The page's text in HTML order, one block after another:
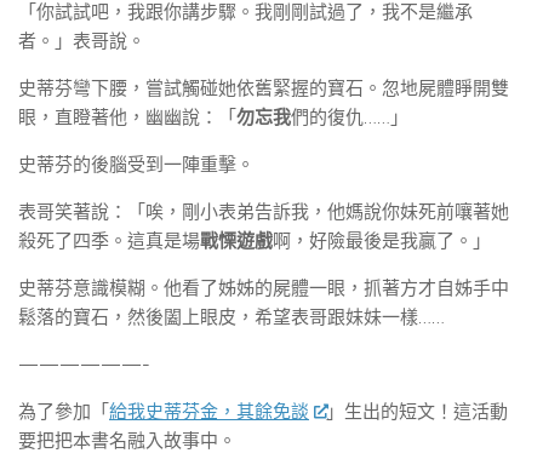
「你試試吧，我跟你講步驟。我剛剛試過了，我不是繼承
者。」表哥說。
史蒂芬彎下腰，嘗試觸碰她依舊緊握的寶石。忽地屍體睜開雙
眼，直瞪著他，幽幽說：「 勿忘我們的復仇……」
史蒂芬的後腦受到一陣重擊。
表哥笑著說：「唉，剛小表弟告訴我，他媽說你妹死前嚷著她
殺死了四季。這真是場戰慄遊戲啊，好險最後是我贏了。」
史蒂芬意識模糊。他看了姊姊的屍體一眼，抓著方才自姊手中
鬆落的寶石，然後闔上眼皮，希望表哥跟妹妹一樣……
——————-
為了參加「 給我史蒂芬金，其餘免談
」生出的短文！這活動
要把把本書名融入故事中。